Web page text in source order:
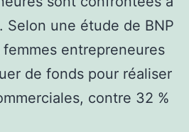
Selon une étude de BNP
femmes entrepreneures
de fonds pour réaliser
contre 32 %